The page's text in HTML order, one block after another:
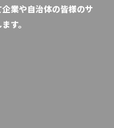
業や自治体の皆様のサ
す。